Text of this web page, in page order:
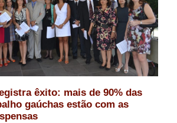
êxito: mais de 90% das
gaúchas estão com as